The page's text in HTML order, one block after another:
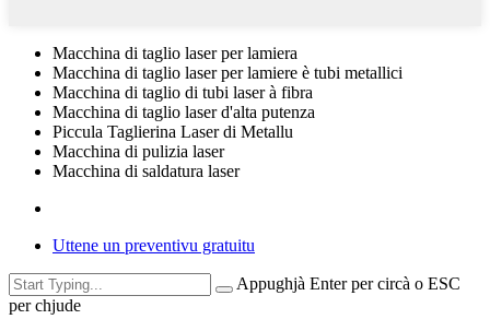
Macchina di taglio laser per lamiera
Macchina di taglio laser per lamiere è tubi metallici
Macchina di taglio di tubi laser à fibra
Macchina di taglio laser d'alta putenza
Piccula Taglierina Laser di Metallu
Macchina di pulizia laser
Macchina di saldatura laser
Uttene un preventivu gratuitu
Appughjà Enter per circà o ESC
per chjude